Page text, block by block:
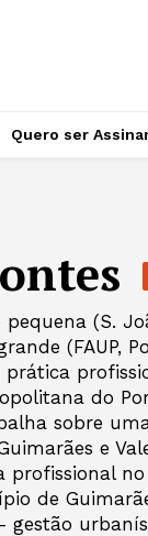
Quero ser
(S.
(FAUP,
do
sobre
e
profissional
de
gestão